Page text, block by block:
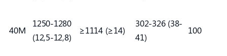
40M
1250-1280
(12,5-12,8)
≥1114 (≥14)
302-326 (38-
41)
100